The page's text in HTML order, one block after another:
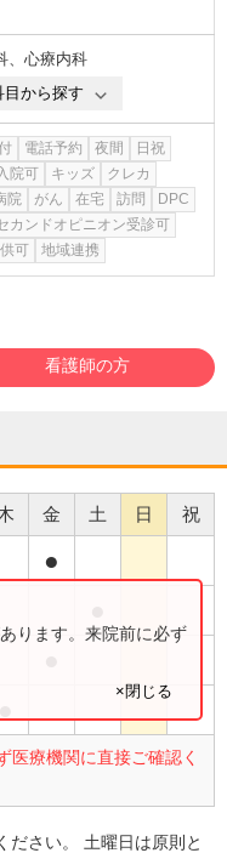
、 心療内科
から探す
電話予約 夜間
日祝
院可 キッズ
クレカ
院 がん 在宅 訪問
DPC
カンドオピニオン受診可
可
地域連携
看護師の方
金 土 日 祝
●
医療機関に直接ご確認く
ります。来院前に必ず
×閉じる
ださい。 土曜日は原則と